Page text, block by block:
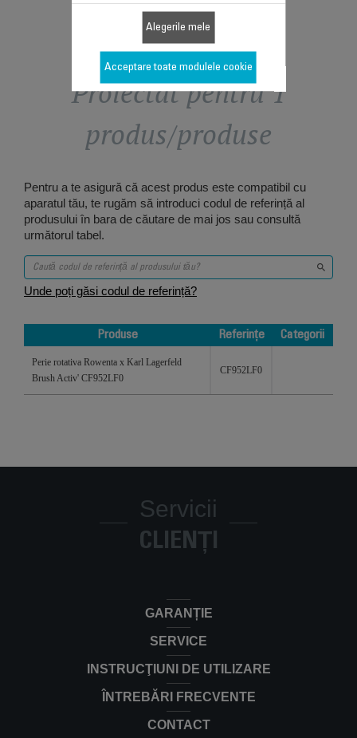
Proiectat pentru 1
produs/produse
Pentru a te asigură că acest produs este compatibil cu
aparatul tău, te rugăm să introduci codul de referință al
produsului în bara de căutare de mai jos sau consultă
următorul tabel.
Unde poți găsi codul de referință?
Produse Referințe
Categorii
Perie rotativa Rowenta x Karl Lagerfeld
Brush Activ' CF952LF0
CF952LF0
Servicii
CLIENȚI
GARANȚIE
SERVICE
INSTRUCŢIUNI DE UTILIZARE
ÎNTREBĂRI FRECVENTE
CONTACT
Alegerile mele
Acceptare toate modulele cookie